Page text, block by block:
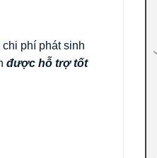
phí phát sinh
được hỗ trợ tốt